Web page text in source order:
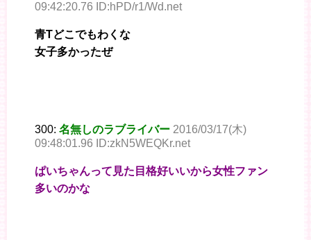
09:42:20.76 ID:hPD/r1/Wd.net
青Tどこでもわくな
女子多かったぜ
300: 名無しのラブライバー 2016/03/17(木)
09:48:01.96 ID:zkN5WEQKr.net
ぱいちゃんって見た目格好いいから女性ファン
多いのかな